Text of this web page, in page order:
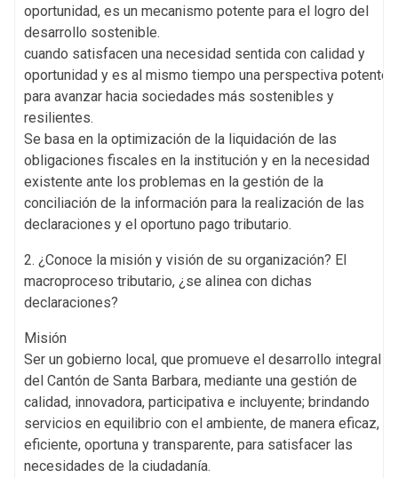
oportunidad, es un mecanismo potente para el logro del
desarrollo sostenible.
cuando satisfacen una necesidad sentida con calidad y
oportunidad y es al mismo tiempo una perspectiva potente
para avanzar hacia sociedades más sostenibles y
resilientes.
Se basa en la optimización de la liquidación de las
obligaciones fiscales en la institución y en la necesidad
existente ante los problemas en la gestión de la
conciliación de la información para la realización de las
declaraciones y el oportuno pago tributario.
2. ¿Conoce la misión y visión de su organización? El
macroproceso tributario, ¿se alinea con dichas
declaraciones?
Misión
Ser un gobierno local, que promueve el desarrollo integral
del Cantón de Santa Barbara, mediante una gestión de
calidad, innovadora, participativa e incluyente; brindando
servicios en equilibrio con el ambiente, de manera eficaz,
eficiente, oportuna y transparente, para satisfacer las
necesidades de la ciudadanía.